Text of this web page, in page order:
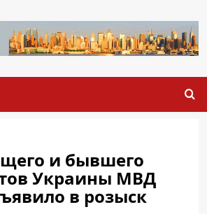
и бывшего
Украины МВД
в розыск